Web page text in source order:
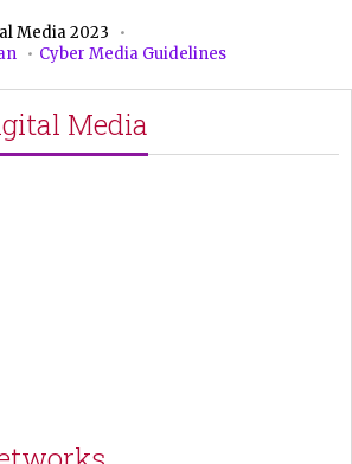
Media 2023
Cyber Media Guidelines
Media